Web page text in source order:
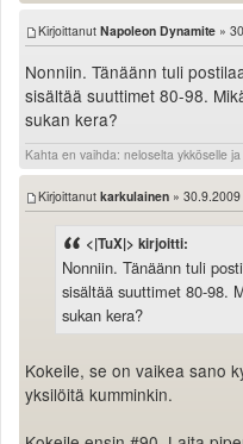
Kirjoittanut Napoleon Dynamite »
Nonniin. Tänäänn tuli
sisältää suuttimet 80-98.
sukan kera?
Kahta en vaihda: neloselta ykköselle
Kirjoittanut karkulainen »
<|TuX|> kirjoitti:
Nonniin. Tänäänn tuli
sisältää suuttimet 80-98.
sukan kera?
Kokeile, se on vaikea sano
yksilöitä kumminkin.